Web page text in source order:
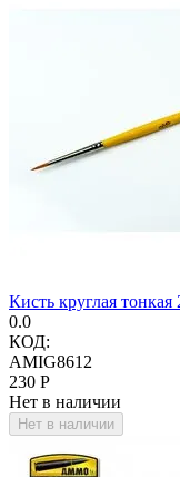
Кисть круглая
0.0
КОД:
AMIG8612
‍230‍ Р
Нет в наличии
Нет в наличии